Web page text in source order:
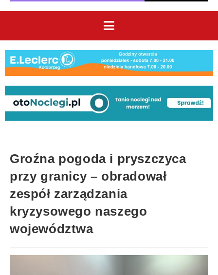
Groźna pogoda i pryszczyca
przy granicy – obradował
zespół zarządzania
kryzysowego naszego
województwa